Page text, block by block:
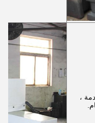
،